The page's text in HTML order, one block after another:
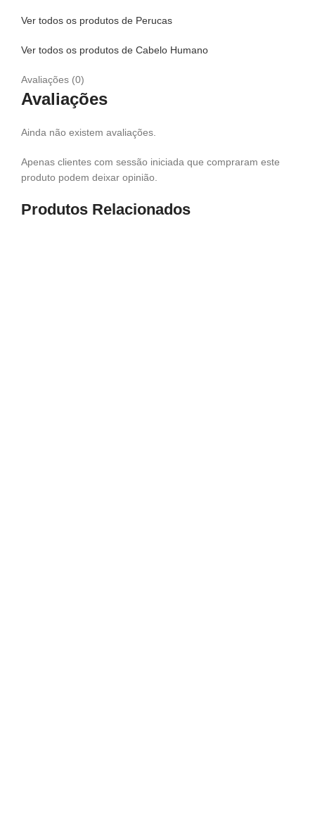
Ver todos os produtos de Perucas
Ver todos os produtos de Cabelo Humano
Avaliações (0)
Avaliações
Ainda não existem avaliações.
Apenas clientes com sessão iniciada que compraram este
produto podem deixar opinião.
Produtos Relacionados